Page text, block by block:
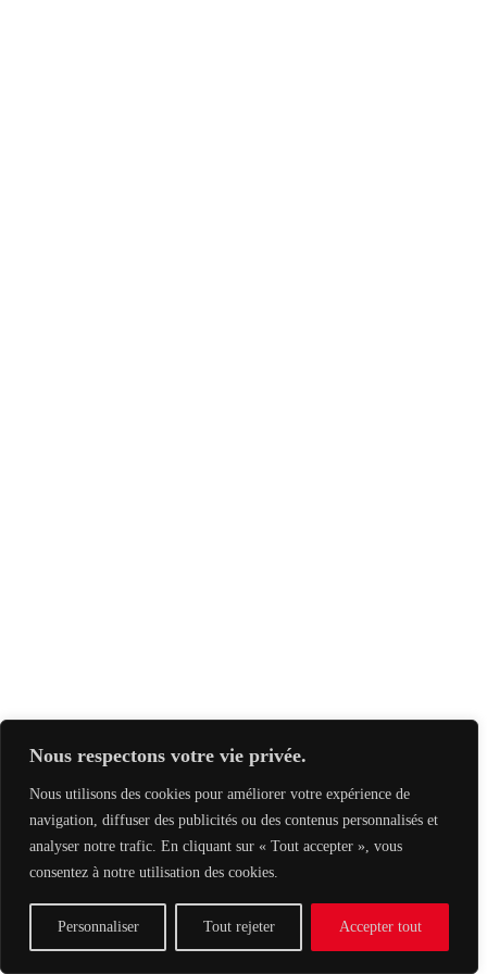
Nous respectons votre vie privée.
Nous utilisons des cookies pour améliorer votre expérience de
navigation, diffuser des publicités ou des contenus personnalisés et
analyser notre trafic. En cliquant sur « Tout accepter », vous
consentez à notre utilisation des cookies.
Personnaliser Tout rejeter Accepter tout